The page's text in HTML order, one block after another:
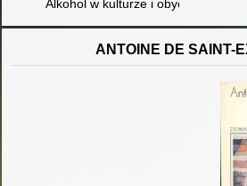
Alkohol w kulturze i obyczaju :
ANTOINE DE SAINT-